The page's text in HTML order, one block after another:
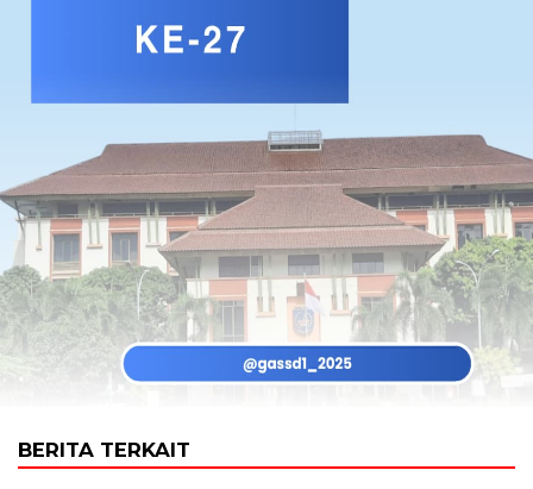
BERITA TERKAIT